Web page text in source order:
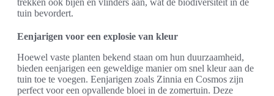
trekken ook bijen en vlinders aan, wat de biodiversiteit in de
tuin bevordert.
Eenjarigen voor een explosie van kleur
Hoewel vaste planten bekend staan om hun duurzaamheid,
bieden eenjarigen een geweldige manier om snel kleur aan de
tuin toe te voegen. Eenjarigen zoals Zinnia en Cosmos zijn
perfect voor een opvallende bloei in de zomertuin. Deze